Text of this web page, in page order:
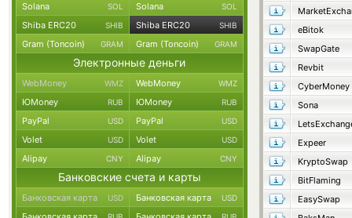
eBitok
SwapGate
Revbit
CyberMoney
Sona
Expeer
KryptoSwap
BitFlaming
EasySwap
Solana SOL Solana SOL
Shiba ERC20 SHIB Shiba ERC20 SHIB
Gram (Toncoin) GRAM Gram (Toncoin) GRAM
Электронные деньги
WebMoney WMZ WebMoney WMZ
ЮMoney RUB ЮMoney RUB
PayPal USD PayPal USD
Volet USD Volet USD
Alipay CNY Alipay CNY
Банковские счета и карты
Банковская карта USD Банковская карта USD